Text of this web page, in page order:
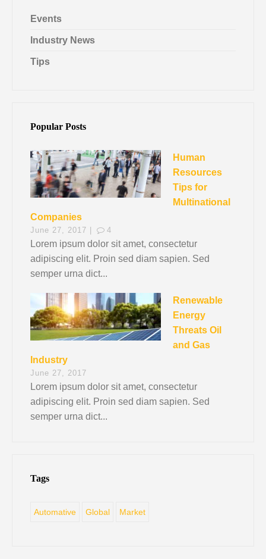
Events
Industry News
Tips
Popular Posts
Human
Resources
Tips for
Multinational
Companies
June 27, 2017 | 4
Lorem ipsum dolor sit amet, consectetur
adipiscing elit. Proin sed diam sapien. Sed
semper urna dict...
Renewable
Energy
Threats Oil
and Gas
Industry
June 27, 2017
Lorem ipsum dolor sit amet, consectetur
adipiscing elit. Proin sed diam sapien. Sed
semper urna dict...
Tags
Automative Global Market